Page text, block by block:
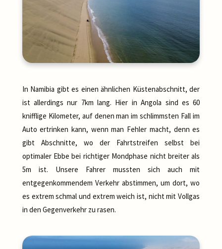
In Namibia gibt es einen ähnlichen Küstenabschnitt, der
ist allerdings nur 7km lang. Hier in Angola sind es 60
knifflige Kilometer, auf denen man im schlimmsten Fall im
Auto ertrinken kann, wenn man Fehler macht, denn es
gibt Abschnitte, wo der Fahrtstreifen selbst bei
optimaler Ebbe bei richtiger Mondphase nicht breiter als
5m ist. Unsere Fahrer mussten sich auch mit
entgegenkommendem Verkehr abstimmen, um dort, wo
es extrem schmal und extrem weich ist, nicht mit Vollgas
in den Gegenverkehr zu rasen.